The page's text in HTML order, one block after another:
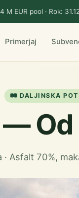
M EUR pool · Rok:
Primerjaj
🛤️ DALJINSKA POT
—
· Asfalt 70%,